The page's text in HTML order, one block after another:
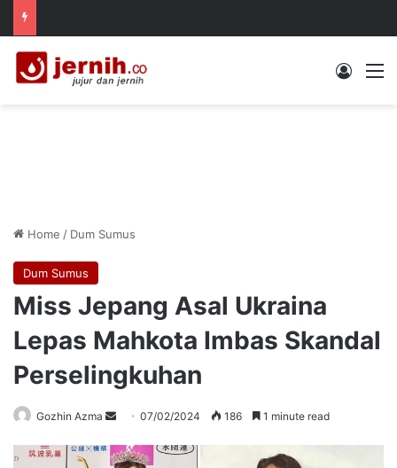
Log In
Home / Dum Sumus
Dum Sumus
Miss Jepang Asal Ukraina
Lepas Mahkota Imbas Skandal
Perselingkuhan
Gozhin Azma
Send
email
07/02/2024 186 1 minute read